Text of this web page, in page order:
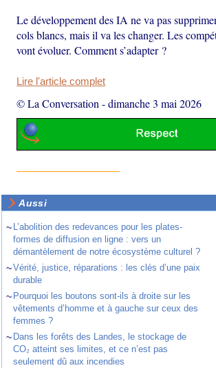
Le développement des IA ne va pas
cols blancs, mais il va les changer. Les
vont évoluer. Comment s’adapter ?
Lire l'article complet
© La Conversation -dimanche 3 mai 2026
Aussi
~ L’abolition des redevances pour les plates-
formes de diffusion en ligne : vers un
démantèlement de notre écosystème culturel ?
~Vérité, justice, réparations : les clés d’une paix
durable
~ Pourquoi les boutons sont-ils à droite sur les
vêtements d’homme et à gauche sur ceux des
femmes ?
~ Dans les forêts des Landes, le stockage de
CO₂ atteint ses limites, et ce n’est pas
seulement dû aux incendies